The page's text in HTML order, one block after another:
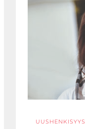
UUSHENKISYYS